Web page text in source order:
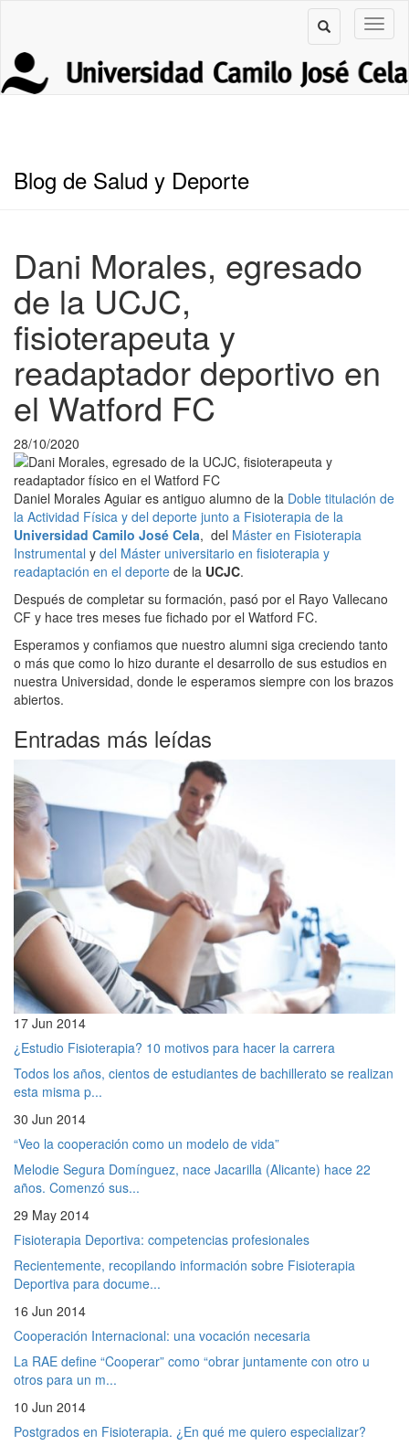
Blog de Salud y Deporte
Dani Morales, egresado
de la UCJC,
fisioterapeuta y
readaptador deportivo en
el Watford FC
28/10/2020
Daniel Morales Aguiar es antiguo alumno de la Doble titulación de
la Actividad Física y del deporte junto a Fisioterapia de la
Universidad Camilo José Cela, del Máster en Fisioterapia
Instrumental y del Máster universitario en fisioterapia y
readaptación en el deporte de la UCJC.
Después de completar su formación, pasó por el Rayo Vallecano
CF y hace tres meses fue fichado por el Watford FC.
Esperamos y confiamos que nuestro alumni siga creciendo tanto
o más que como lo hizo durante el desarrollo de sus estudios en
nuestra Universidad, donde le esperamos siempre con los brazos
abiertos.
Entradas más leídas
17 Jun 2014
¿Estudio Fisioterapia? 10 motivos para hacer la carrera
Todos los años, cientos de estudiantes de bachillerato se realizan
esta misma p...
30 Jun 2014
“Veo la cooperación como un modelo de vida”
Melodie Segura Domínguez, nace Jacarilla (Alicante) hace 22
años. Comenzó sus...
29 May 2014
Fisioterapia Deportiva: competencias profesionales
Recientemente, recopilando información sobre Fisioterapia
Deportiva para docume...
16 Jun 2014
Cooperación Internacional: una vocación necesaria
La RAE define “Cooperar” como “obrar juntamente con otro u
otros para un m...
10 Jun 2014
Postgrados en Fisioterapia. ¿En qué me quiero especializar?